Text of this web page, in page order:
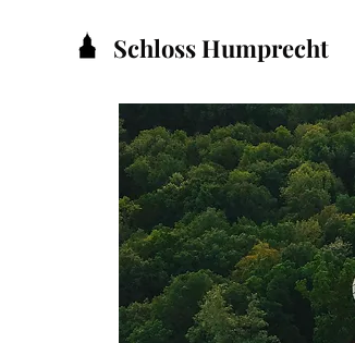
Schloss Humprecht